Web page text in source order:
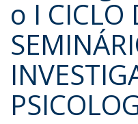
o I CICLO